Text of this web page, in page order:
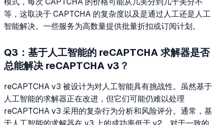
模式，每次 CAPTCHA 的价格可能从几美分到几十美分不
等，这取决于 CAPTCHA 的复杂度以及是通过人工还是人工
智能解决。一些服务为高数量提供批量折扣或订阅计划。
Q3：基于人工智能的 reCAPTCHA 求解器是否
总能解决 reCAPTCHA v3？
reCAPTCHA v3 被设计为对人工智能具有挑战性。虽然基于
人工智能的求解器正在改进，但它们可能仍难以处理
reCAPTCHA v3 采用的复杂行为分析和风险评分。通常，基